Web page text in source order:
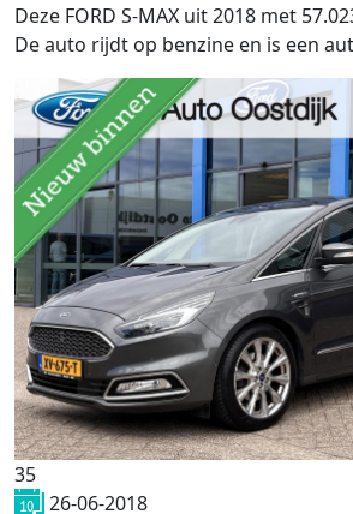
Deze FORD S-MAX uit 2018 met
De auto rijdt op benzine en is een
35
26-06-2018